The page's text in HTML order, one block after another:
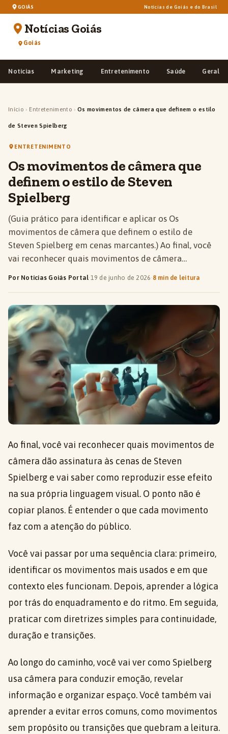
GOIÁS Notícias de Goiás e do Brasil
Notícias Goiás
Goiás
Notícias Marketing Entretenimento Saúde Geral
Início › Entretenimento › Os movimentos de câmera que definem o estilo
de Steven Spielberg
ENTRETENIMENTO
Os movimentos de câmera que
definem o estilo de Steven
Spielberg
(Guia prático para identificar e aplicar os Os
movimentos de câmera que definem o estilo de
Steven Spielberg em cenas marcantes.) Ao final, você
vai reconhecer quais movimentos de câmera…
Por Notícias Goiás Portal·19 de junho de 2026· 8 min de leitura
Ao final, você vai reconhecer quais movimentos de
câmera dão assinatura às cenas de Steven
Spielberg e vai saber como reproduzir esse efeito
na sua própria linguagem visual. O ponto não é
copiar planos. É entender o que cada movimento
faz com a atenção do público.
Você vai passar por uma sequência clara: primeiro,
identificar os movimentos mais usados e em que
contexto eles funcionam. Depois, aprender a lógica
por trás do enquadramento e do ritmo. Em seguida,
praticar com diretrizes simples para continuidade,
duração e transições.
Ao longo do caminho, você vai ver como Spielberg
usa câmera para conduzir emoção, revelar
informação e organizar espaço. Você também vai
aprender a evitar erros comuns, como movimentos
sem propósito ou transições que quebram a leitura.